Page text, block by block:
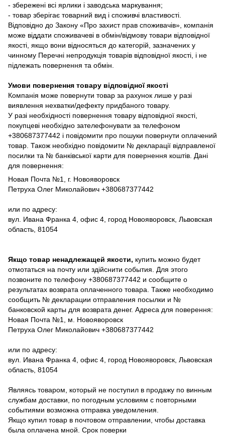
- збережені всі ярлики і заводська маркування;
- товар зберігає товарний вид і споживчі властивості.
Відповідно до Закону «Про захист прав споживачів», компанія
може віддати споживачеві в обмін/відмову товари відповідної
якості, якщо вони відносяться до категорій, зазначених у
чинному Перечні непродукція товарів відповідної якості, і не
підлежать повернення та обмін.
Умови повернення товару відповідної якості
Компанія може повернути товар за рахунок лише у разі
виявлення нехватки/дефекту придбаного товару.
У разі необхідності повернення товару відповідної якості,
покупцеві необхідно зателефонувати за телефоном
+380687377442 і повідомити про пошуки повернути оплачений
товар. Також необхідно повідомити № декларації відправленої
посилки та № банківської карти для повернення коштів. Дані
для повернення:
Новая Почта №1, г. Новояворовск
Петруха Олег Миколайович +380687377442
или по адресу:
вул. Ивана Франка 4, офис 4, город Новояворовск, Львовская
область, 81054
Якщо товар ненадлежащей якости, купить можно будет
отмотаться на почту или здійснити события. Для этого
позвоните по телефону +380687377442 и сообщите о
результатах возврата оплаченного товара. Также необходимо
сообщить № декларации отправления посылки и №
банковской карты для возврата денег. Адреса для поверення:
Новая Почта №1, м. Новояворовск
Петруха Олег Миколайович +380687377442
или по адресу:
вул. Ивана Франка 4, офис 4, город Новояворовск, Львовская
область, 81054
Являясь товаром, который не поступил в продажу по винным
службам доставки, по погодным условиям с повторными
событиями возможна отправка уведомления.
Якщо купил товар в почтовом отправлении, чтобы доставка
была оплачена мной. Срок поверки